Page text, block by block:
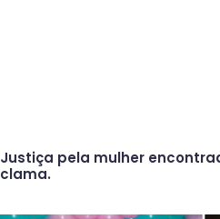
Justiça pela mulher
clama.